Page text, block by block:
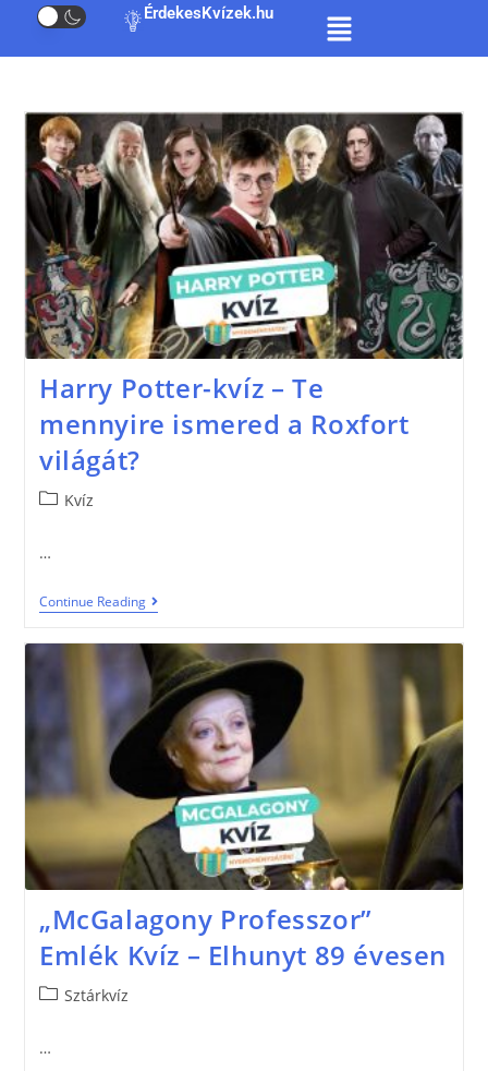
ÉrdekesKvízek.hu
Harry Potter-kvíz – Te
mennyire ismered a Roxfort
világát?
Kvíz
…
Continue Reading
„McGalagony Professzor”
Emlék Kvíz – Elhunyt 89 évesen
Sztárkvíz
…